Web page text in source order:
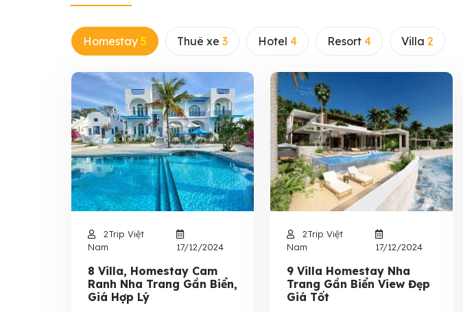
Homestay 5 Thuê xe 3 Hotel 4 Resort 4 Villa 2
2Trip Việt
Nam
17/12/2024
8 Villa, Homestay Cam
Ranh Nha Trang Gần Biển,
Giá Hợp Lý
2Trip Việt
Nam
17/12/2024
9 Villa Homestay Nha
Trang Gần Biển View Đẹp
Giá Tốt